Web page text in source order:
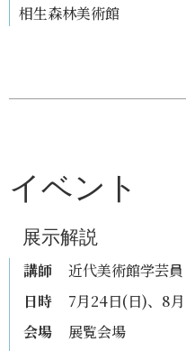
相生森林美術館
イベント
展示解説
講師
近代美術館学芸員
日時
7月24日(日)、8
会場
展覧会場